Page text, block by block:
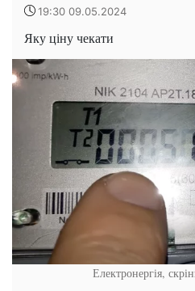
19:30 09.05.2024
Яку ціну чекати
Електронергія,